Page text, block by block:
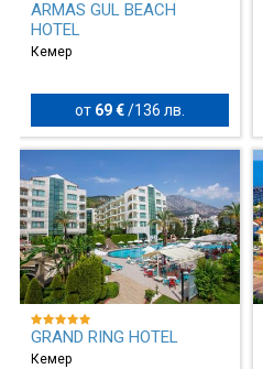
ARMAS GUL BEACH
HOTEL
Кемер
от 69 € / 136 лв.
GRAND RING HOTEL
Кемер